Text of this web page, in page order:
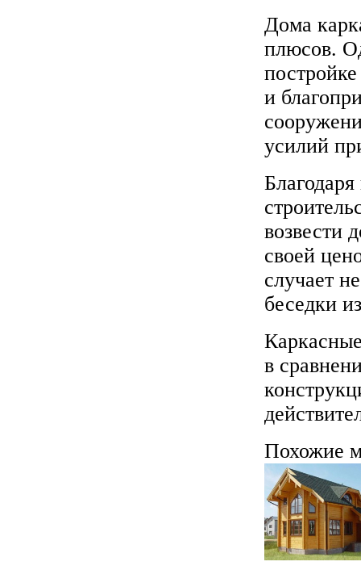
Дома
плюсов.
и
усилий
возвести
своей
случает
беседки
в
Похожие